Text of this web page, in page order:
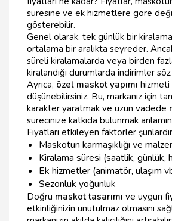
süresine ve ek hizmetlere göre
gösterebilir.
Genel olarak, tek günlük bir
ortalama bir aralıkta seyreder.
süreli kiralamalarda veya birden
kiralandığı durumlarda indirimler
Ayrıca, özel maskot yapımı hizmeti
düşünebilirsiniz. Bu, markanız için
karakter yaratmak ve uzun vadede
sürecinize katkıda bulunmak
Fiyatları etkileyen faktörler
Maskotun karmaşıklığı ve
Kiralama süresi (saatlik, günlük,
Ek hizmetler (animatör, ulaşım
Sezonluk yoğunluk
Doğru maskot tasarımı ve uygun
etkinliğinizin unutulmaz olmasını